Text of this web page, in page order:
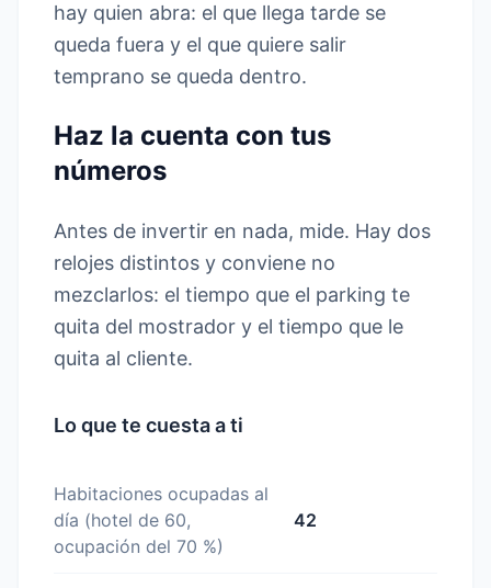
hay quien abra: el que llega tarde se
queda fuera y el que quiere salir
temprano se queda dentro.
Haz la cuenta con tus
números
Antes de invertir en nada, mide. Hay dos
relojes distintos y conviene no
mezclarlos: el tiempo que el parking te
quita del mostrador y el tiempo que le
quita al cliente.
Lo que te cuesta a ti
Habitaciones ocupadas al
día (hotel de 60,
ocupación del 70 %)
42